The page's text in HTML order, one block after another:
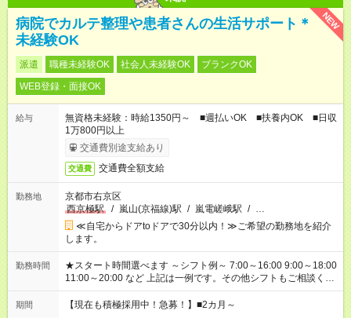
NEW
病院でカルテ整理や患者さんの生活サポート＊
未経験OK
派遣 職種未経験OK 社会人未経験OK
ブランクOK
WEB登録・面接OK
給与
無資格未経験：時給1350円～ ■週払いOK ■扶養内OK ■日収
1万800円以上
交通費別途支給あり
交通費 交通費全額支給
勤務地
京都市右京区
西京極駅
/ 嵐山(京福線)駅 / 嵐電嵯峨駅 / …
≪自宅からドアtoドアで30分以内！≫ご希望の勤務地を紹介
します。
勤務時間
★スタート時間選べます ～シフト例～ 7:00～16:00 9:00～18:00
11:00～20:00 など 上記は一例です。その他シフトもご相談くだ
さい。 ※Wワークの場合当社と合わせて法定労働時間が週40時
間を超えなければOK
期間 【現在も積極採用中！急募！】■2カ月～